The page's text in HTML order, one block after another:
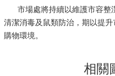
市場處將持續以維護市容整
清潔消毒及鼠類防治，期以提
購物環境。
相關